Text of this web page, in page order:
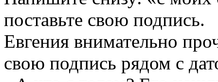
поставьте свою подпись.
Евгения внимательно
свою подпись рядом с